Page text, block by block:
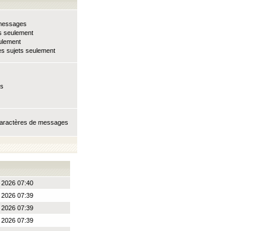
seulement
sujets seulement
de messages
2026 07:40
2026 07:39
2026 07:39
2026 07:39